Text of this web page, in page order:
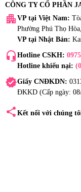
CÔNG TY CỔ PHẦN
apartment VP tại Việt Nam:
Phường Phú Thọ
VP tại Nhật Bản:
headset_mic Hotline CSKH:
Hotline khiếu nại:
verifiedGiấy CNĐKDN:
ĐKKD (Cấp ngày:
share Kết nối với chúng